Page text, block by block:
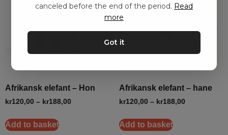
Afrikansk elefant – Hon
kr120,00 – kr188,00
Add to basket
Afrikansk elefant – hane
kr120,00 – kr188,00
Add to basket
canceled before the end of the period. Read
more
Got it